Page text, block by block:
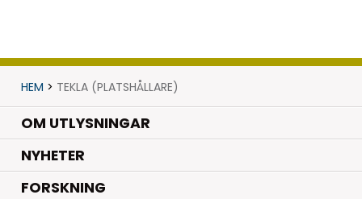
HEM > TEKLA (PLATSHÅLLARE)
OM UTLYSNINGAR
NYHETER.
FORSKNING.